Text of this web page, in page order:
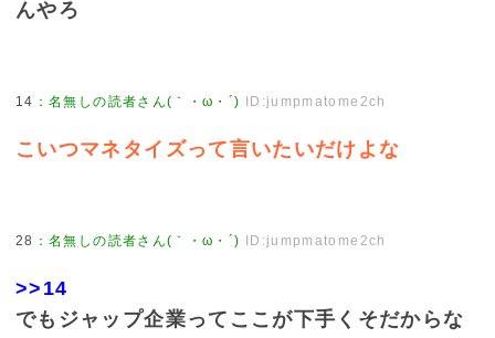
んやろ
14 ：名無しの読者さん(｀・ω・´) ID:jumpmatome2ch
こいつマネタイズって言いたいだけよな
28 ：名無しの読者さん(｀・ω・´) ID:jumpmatome2ch
>>14
でもジャップ企業ってここが下手くそだからな